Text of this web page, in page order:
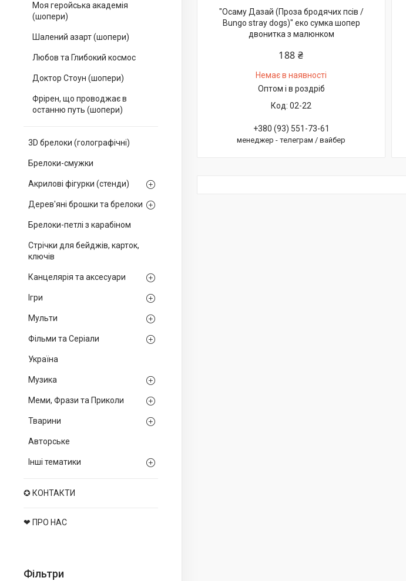
Моя геройська академія
(шопери)
Шалений азарт (шопери)
Любов та Глибокий космос
Доктор Стоун (шопери)
Фрірен, що проводжає в
останню путь (шопери)
3D брелоки (голографічні)
Брелоки-смужки
Акрилові фігурки (стенди)
Дерев'яні брошки та брелоки
Брелоки-петлі з карабіном
Стрічки для бейджів, карток,
ключів
Канцелярія та аксесуари
Ігри
Мульти
Фільми та Серіали
Україна
Музика
Меми, Фрази та Приколи
Тварини
Авторське
Інші тематики
✪ КОНТАКТИ
❤ ПРО НАС
Фільтри
"Осаму Дазай (Проза бродячих псів /
Bungo stray dogs)" еко сумка шопер
двонитка з малюнком
188 ₴
Немає в наявності
Оптом і в роздріб
02-22
+380 (93) 551-73-61
менеджер - телеграм / вайбер